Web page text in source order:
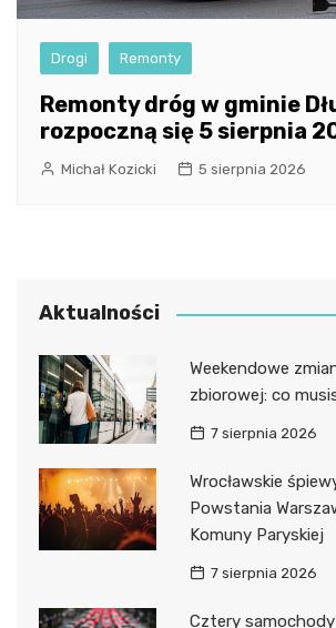
Drogi Remonty
Remonty dróg w gminie
rozpoczną się 5 sierpnia
Michał Kozicki 5 sierpnia 2026
Aktualności
Weekendowe
zbiorowej: co
7 sierpnia 2026
Wrocławskie
Powstania
Komuny Paryskiej
7 sierpnia 2026
Cztery samochody